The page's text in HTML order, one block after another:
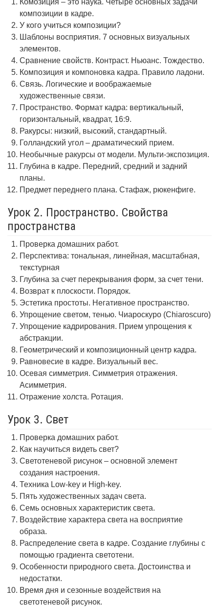
Комозиция – это наука. Четыре основных задачи
композиции в кадре.
У кого учиться композиции?
Шаблоны восприятия. 7 основных визуальных
элементов.
Сравнение свойств. Контраст. Ньюанс. Тождество.
Композиция и компоновка кадра. Правило ладони.
Связь. Логические и воображаемые
художественные связи.
Пространство. Формат кадра: вертикальный,
горизонтальный, квадрат, 16:9.
Ракурсы: низкий, высокий, стандартный.
Голландский угол – драматический прием.
Необычные ракурсы от модели. Мульти-экспозиция.
Глубина в кадре. Передний, средний и задний
планы.
Предмет переднего плана. Стафаж, рюкенфиге.
Урок 2. Пространство. Свойства
пространства
Проверка домашних работ.
Перспектива: тональная, линейная, масштабная,
текстурная
Глубина за счет перекрывания форм, за счет тени.
Возврат к плоскости. Порядок.
Эстетика простоты. Негативное пространство.
Упрощение светом, тенью. Чиароскуро (Chiaroscuro)
Упрощение кадрирования. Прием упрощения к
абстракции.
Геометрический и композиционный центр кадра.
Равновесие в кадре. Визуальный вес.
Осевая симметрия. Симметрия отражения.
Асимметрия.
Отражение холста. Ротация.
Урок 3. Свет
Проверка домашних работ.
Как научиться видеть свет?
Светотеневой рисунок – основной элемент
создания настроения.
Техника Low-key и High-key.
Пять художественных задач света.
Семь основных характеристик света.
Воздействие характера света на восприятие
образа.
Распределение света в кадре. Создание глубины с
помощью градиента светотени.
Особенности природного света. Достоинства и
недостатки.
Время дня и сезонные воздействия на
светотеневой рисунок.